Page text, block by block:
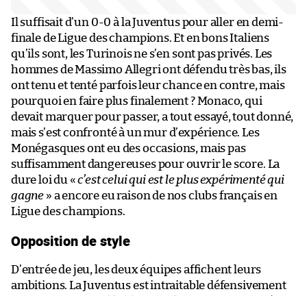
Il suffisait d’un 0-0 à la Juventus pour aller en demi-
finale de Ligue des champions. Et en bons Italiens
qu’ils sont, les Turinois ne s’en sont pas privés. Les
hommes de Massimo Allegri ont défendu très bas, ils
ont tenu et tenté parfois leur chance en contre, mais
pourquoi en faire plus finalement ? Monaco, qui
devait marquer pour passer, a tout essayé, tout donné,
mais s’est confronté à un mur d’expérience. Les
Monégasques ont eu des occasions, mais pas
suffisamment dangereuses pour ouvrir le score. La
dure loi du «c’est celui qui est le plus expérimenté qui
gagne » a encore eu raison de nos clubs français en
Ligue des champions.
Opposition de style
D’entrée de jeu, les deux équipes affichent leurs
ambitions. La Juventus est intraitable défensivement